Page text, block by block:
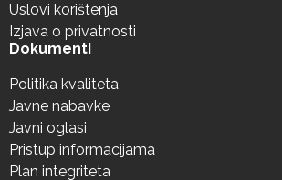
Uslovi korištenja
Izjava o privatnosti
Dokumenti
Politika kvaliteta
Javne nabavke
Javni oglasi
Pristup informacijama
Plan integriteta